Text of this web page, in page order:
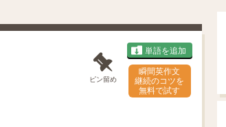
ピン留め
単語を追加
瞬間英作文
継続のコツを
無料で試す